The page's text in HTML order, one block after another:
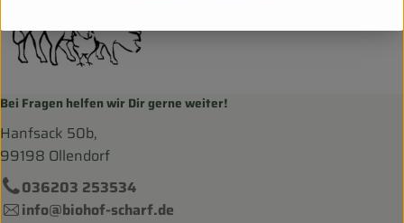
Bei Fragen helfen wir Dir gerne weiter!
Hanfsack 50b,
99198 Ollendorf
036203 253534
info@biohof-scharf.de